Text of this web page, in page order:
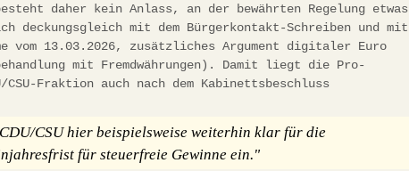
daher kein Anlass, an der bewährten Regelung etwas
deckungsgleich mit dem Bürgerkontakt-Schreiben und mit
vom 13.03.2026, zusätzliches Argument digitaler Euro
mit Fremdwährungen). Damit liegt die Pro-
Fraktion auch nach dem Kabinettsbeschluss
CDU/CSU hier beispielsweise weiterhin klar für die
für steuerfreie Gewinne ein."